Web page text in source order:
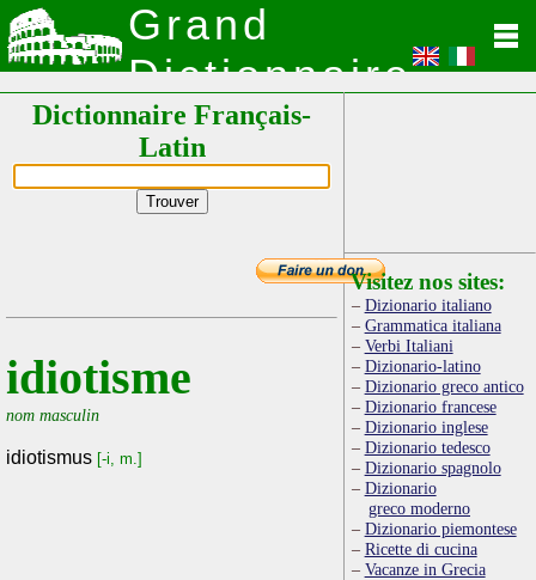
Grand
Dictionnaire
Latin
Dictionnaire Français-
Latin
idiotisme
nom masculin
idiotismus [-i, m.]
Visitez nos sites:
Dizionario italiano
Grammatica italiana
Verbi Italiani
Dizionario-latino
Dizionario greco antico
Dizionario francese
Dizionario inglese
Dizionario tedesco
Dizionario spagnolo
Dizionario
greco moderno
Dizionario piemontese
Ricette di cucina
Vacanze in Grecia